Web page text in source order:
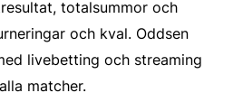
totalsummor och
och kval. Oddsen
livebetting och streaming
matcher.